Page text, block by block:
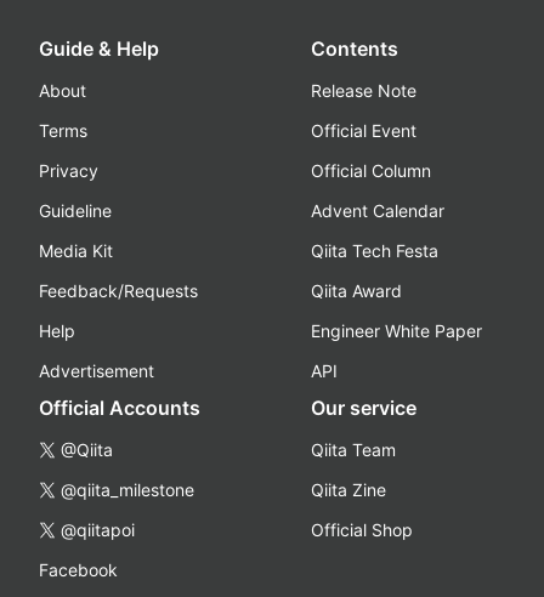
Guide & Help
About
Terms
Privacy
Guideline
Media Kit
Feedback/Requests
Help
Advertisement
Contents
Release Note
Official Event
Official Column
Advent Calendar
Qiita Tech Festa
Qiita Award
Engineer White Paper
API
Official Accounts
@Qiita
@qiita_milestone
@qiitapoi
Facebook
Our service
Qiita Team
Qiita Zine
Official Shop